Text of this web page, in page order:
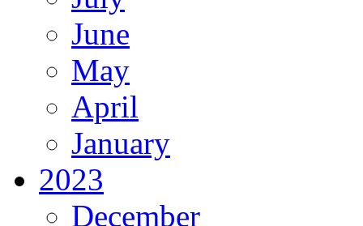
June
May
April
January
2023
December